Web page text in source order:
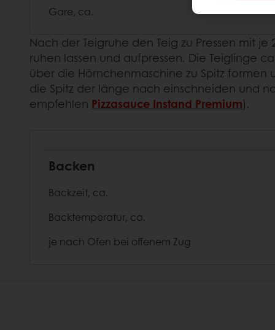
Gare, ca.
Nach der Teigruhe den Teig zu Pressen mit
ruhen lassen und aufpressen. Die Teiglinge
über die Hörnchenmaschine zu Spitz formen
die Spitz der länge nach einschneiden und
empfehlen Pizzasauce Instand Premium).
Backen
Backzeit, ca.
Backtemperatur, ca.
je nach Ofen bei offenem Zug